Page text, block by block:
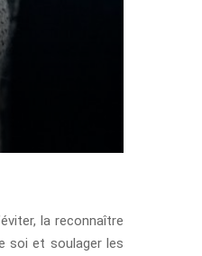
la reconnaître
soi et soulager les